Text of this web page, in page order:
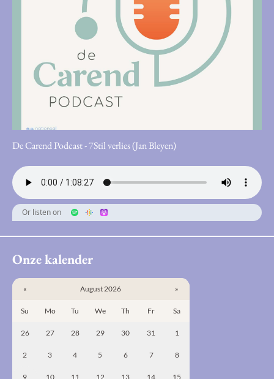
De Carend Podcast - 7Stil verlies (Jan Bleyen)
Or listen on
Onze kalender
« August 2026 »
Su Mo Tu We Th Fr Sa
26 27 28 29 30 31 1
2 3 4 5 6 7 8
9 10 11 12 13 14 15